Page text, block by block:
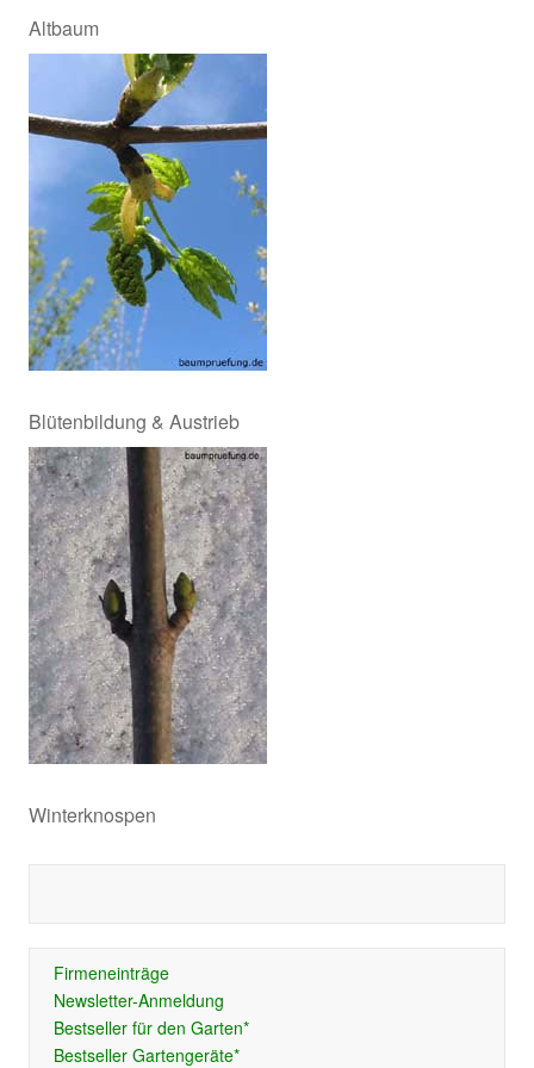
Altbaum
Blütenbildung & Austrieb
Winterknospen
Firmeneinträge
Newsletter-Anmeldung
Bestseller für den Garten*
Bestseller Gartengeräte*